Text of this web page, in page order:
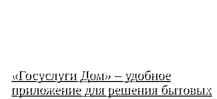
«Госуслуги Дом» – удобное
приложение для решения бытовых